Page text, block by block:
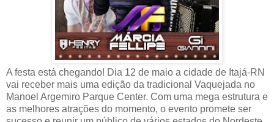
A festa está chegando! Dia 12 de maio a cidade de Itajá-RN
vai receber mais uma edição da tradicional Vaquejada no
Manoel Argemiro Parque Center. Com uma mega estrutura e
as melhores atrações do momento, o evento promete ser